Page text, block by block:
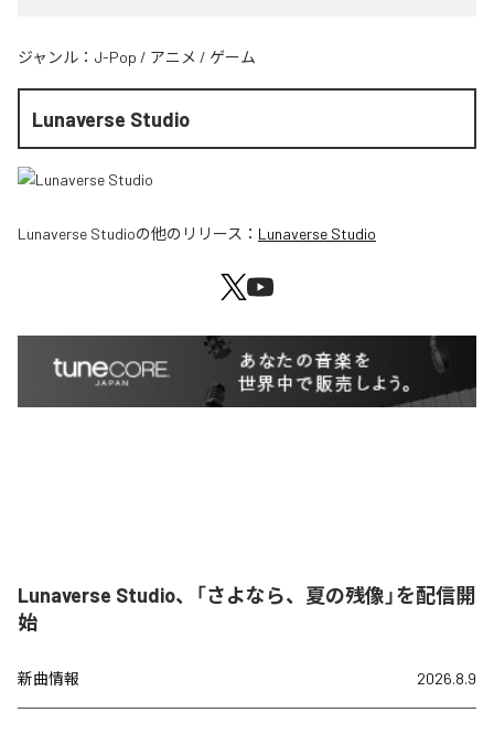
ジャンル： J-Pop / アニメ / ゲーム
Lunaverse Studio
Lunaverse Studioの他のリリース： Lunaverse Studio
Lunaverse Studio、「さよなら、夏の残像」を配信開
始
新曲情報 2026.8.9